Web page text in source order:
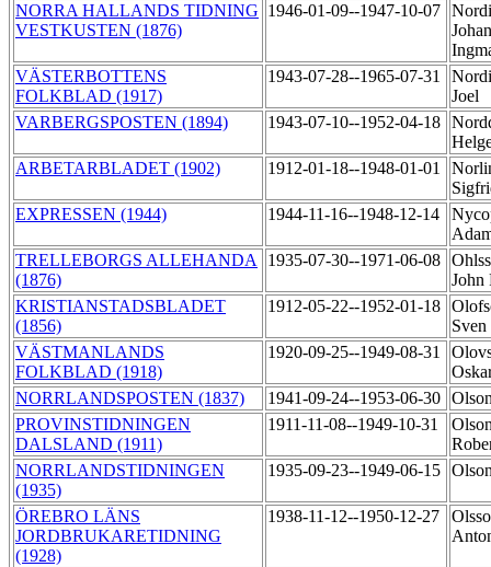
NORRA HALLANDS TIDNING
VESTKUSTEN (1876)
1946-01-09--1947-10-07
VÄSTERBOTTENS
FOLKBLAD (1917)
1943-07-28--1965-07-31
Joel
VARBERGSPOSTEN (1894)
1943-07-10--1952-04-18
ARBETARBLADET (1902)
1912-01-18--1948-01-01
EXPRESSEN (1944)
1944-11-16--1948-12-14
TRELLEBORGS ALLEHANDA
(1876)
1935-07-30--1971-06-08
John
KRISTIANSTADSBLADET
(1856)
1912-05-22--1952-01-18
VÄSTMANLANDS
FOLKBLAD (1918)
1920-09-25--1949-08-31
NORRLANDSPOSTEN (1837)
1941-09-24--1953-06-30
PROVINSTIDNINGEN
DALSLAND (1911)
1911-11-08--1949-10-31
NORRLANDSTIDNINGEN
(1935)
1935-09-23--1949-06-15
ÖREBRO LÄNS
JORDBRUKARETIDNING
(1928)
1938-11-12--1950-12-27